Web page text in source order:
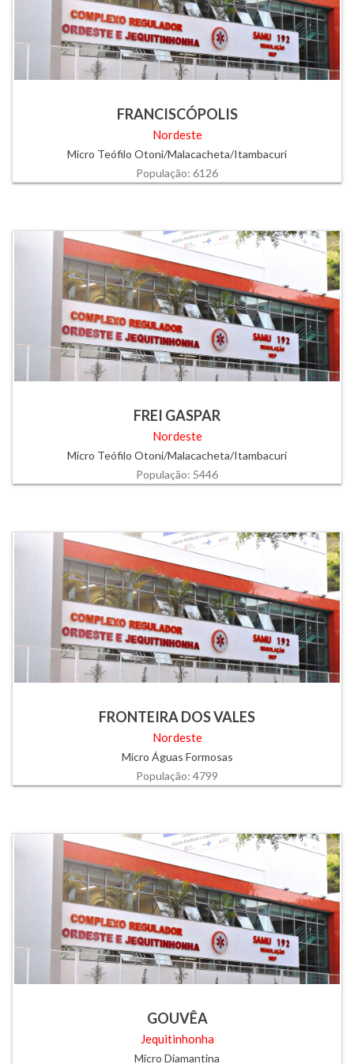
FRANCISCÓPOLIS
Nordeste
Micro Teófilo Otoni/Malacacheta/Itambacuri
População: 6126
FREI GASPAR
Nordeste
Micro Teófilo Otoni/Malacacheta/Itambacuri
População: 5446
FRONTEIRA DOS VALES
Nordeste
Micro Águas Formosas
População: 4799
GOUVÊA
Jequitinhonha
Micro Diamantina